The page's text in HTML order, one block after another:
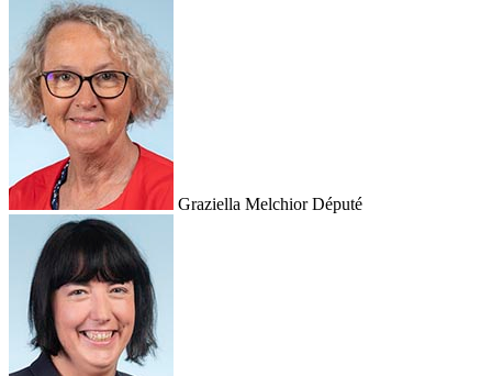
Graziella Melchior Député